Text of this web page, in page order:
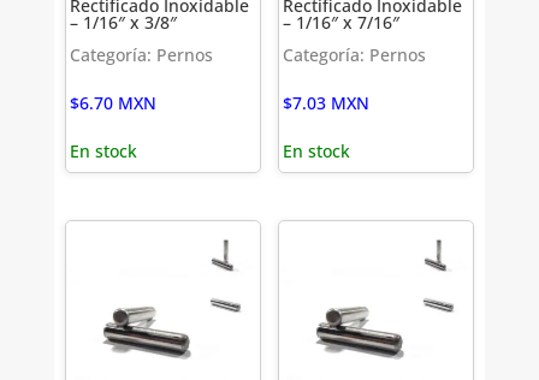
Rectificado Inoxidable
– 1/16″ x 3/8″
Categoría: Pernos
$6.70 MXN
En stock
Rectificado Inoxidable
– 1/16″ x 7/16″
Categoría: Pernos
$7.03 MXN
En stock